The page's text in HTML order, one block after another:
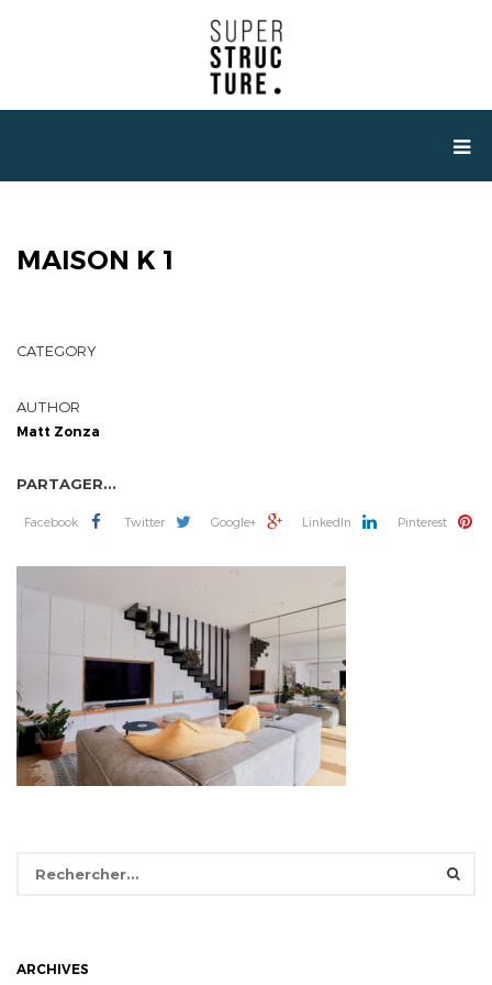
MAISON K 1
CATEGORY
AUTHOR
Matt Zonza
PARTAGER...
Facebook Twitter Google+ LinkedIn Pinterest
ARCHIVES